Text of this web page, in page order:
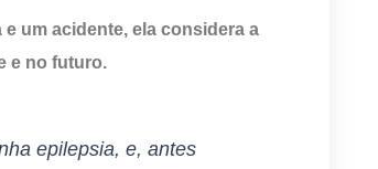
um acidente, ela considera a
e no futuro.
epilepsia, e, antes